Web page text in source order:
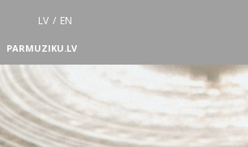
LV / EN
PARMUZIKU.LV